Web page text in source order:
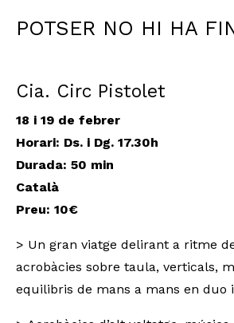
POTSER NO HI HA
Cia. Circ Pistolet
18 i 19 de febrer
Horari: Ds. i Dg. 17.30h
Durada: 50 min
Català
Preu: 10€
> Un gran viatge delirant a ritme
acrobàcies sobre taula, verticals,
equilibris de mans a mans en duo